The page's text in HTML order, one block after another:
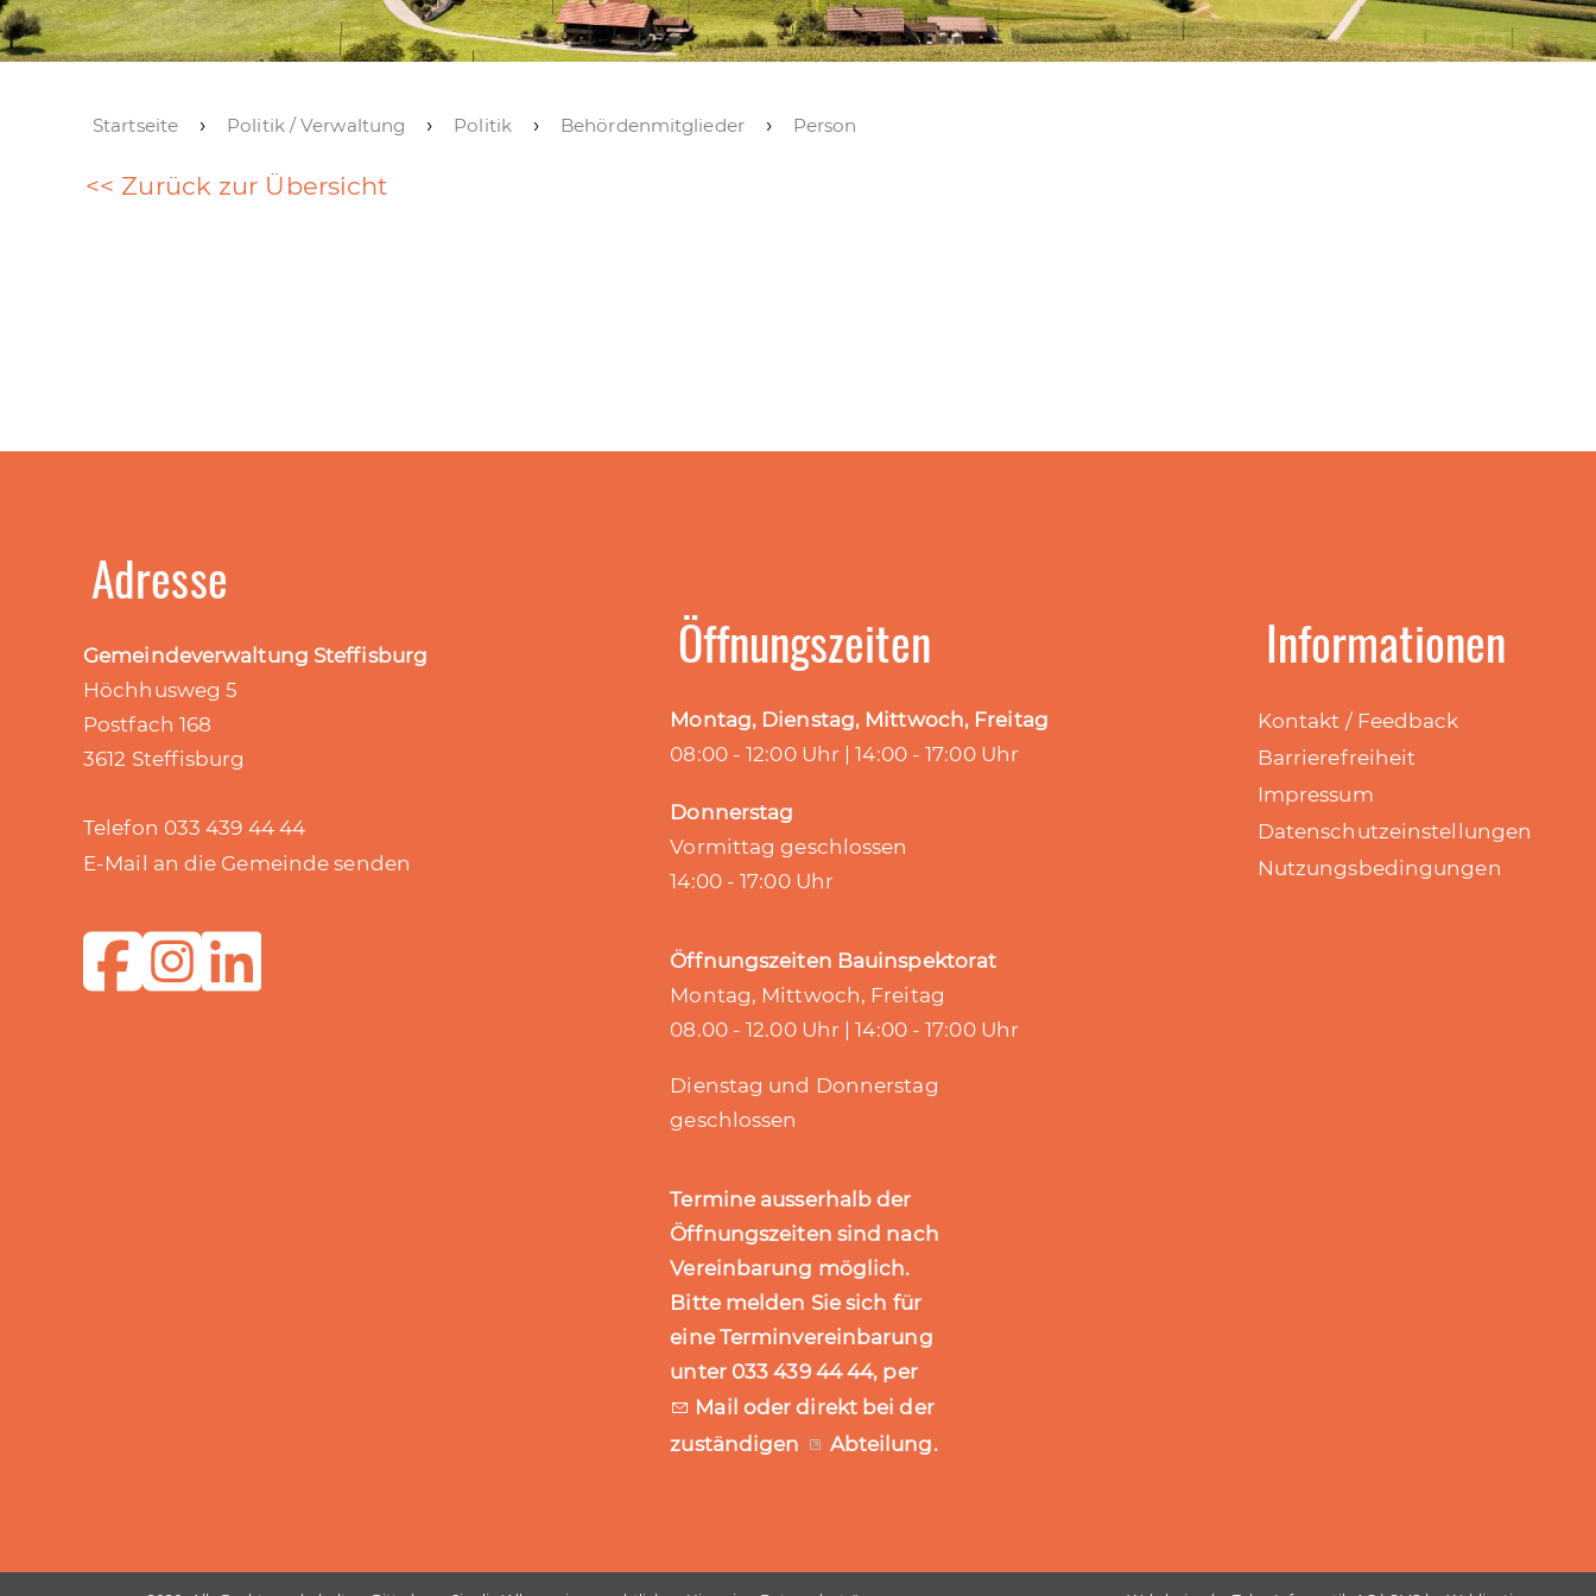
Startseite Politik / Verwaltung Politik Behördenmitglieder Person
<< Zurück zur Übersicht
Adresse
Gemeindeverwaltung Steffisburg
Höchhusweg 5
Postfach 168
3612 Steffisburg
Telefon 033 439 44 44
E-Mail an die Gemeinde senden
Öffnungszeiten
Montag, Dienstag, Mittwoch, Freitag
08:00 - 12:00 Uhr | 14:00 - 17:00 Uhr
Donnerstag
Vormittag geschlossen
14:00 - 17:00 Uhr
Öffnungszeiten Bauinspektorat
Montag, Mittwoch, Freitag
08.00 - 12.00 Uhr | 14:00 - 17:00 Uhr
Dienstag und Donnerstag
geschlossen
Termine ausserhalb der
Öffnungszeiten sind nach
Vereinbarung möglich.
Bitte melden Sie sich für
eine Terminvereinbarung
unter 033 439 44 44, per
Mail oder direkt bei der
zuständigen
Abteilung.
Informationen
Kontakt / Feedback
Barrierefreiheit
Impressum
Datenschutzeinstellungen
Nutzungsbedingungen